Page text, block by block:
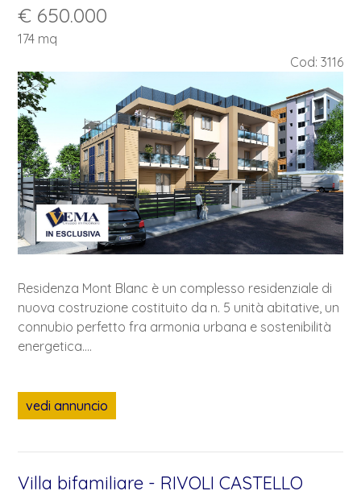
€ 650.000
174 mq
Cod: 3116
Residenza Mont Blanc è un complesso residenziale di
nuova costruzione costituito da n. 5 unità abitative, un
connubio perfetto fra armonia urbana e sostenibilità
energetica....
vedi annuncio
Villa bifamiliare - RIVOLI CASTELLO